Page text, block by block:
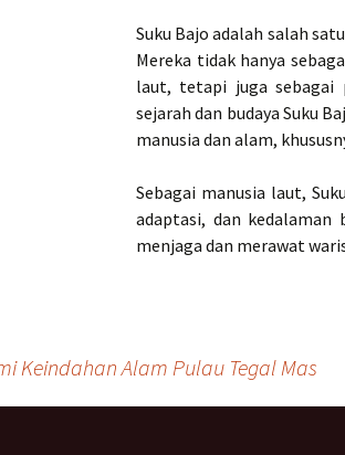
Suku Bajo adalah salah
Mereka tidak hanya
laut, tetapi juga sebagai
sejarah dan budaya Suku
manusia dan alam,
Sebagai manusia laut,
adaptasi, dan kedalaman
menjaga dan merawat
Keindahan Alam Pulau Tegal Mas